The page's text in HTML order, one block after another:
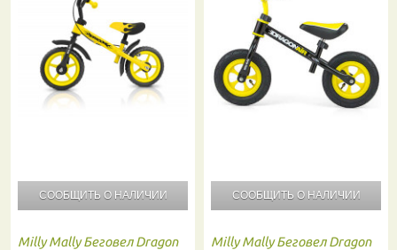
СООБЩИТЬ О НАЛИЧИИ
Milly Mally Беговел Dragon
СООБЩИТЬ О НАЛИЧИИ
Milly Mally Беговел Dragon